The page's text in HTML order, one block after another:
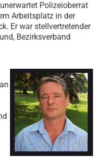
Polizeioberrat
Arbeitsplatz in der
Er war stellvertretender
Bezirksverband